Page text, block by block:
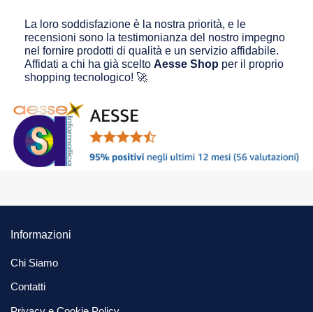
La loro soddisfazione è la nostra priorità, e le
recensioni sono la testimonianza del nostro impegno
nel fornire prodotti di qualità e un servizio affidabile.
Affidati a chi ha già scelto Aesse Shop per il proprio
shopping tecnologico! 🚀
Informazioni
Chi Siamo
Contatti